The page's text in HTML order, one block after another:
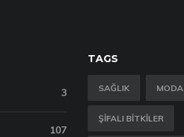
3
107
TAGS
SAĞLIK MODA
ŞIFALI BITKILER